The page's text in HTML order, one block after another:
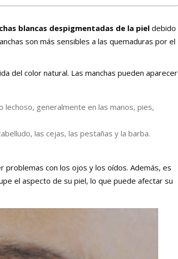
blancas despigmentadas de la piel debido
son más sensibles a las quemaduras por el
del color natural. Las manchas pueden aparecer
lechoso, generalmente en las manos, pies,
las cejas, las pestañas y la barba.
con los ojos y los oídos. Además, es
el aspecto de su piel, lo que puede afectar su